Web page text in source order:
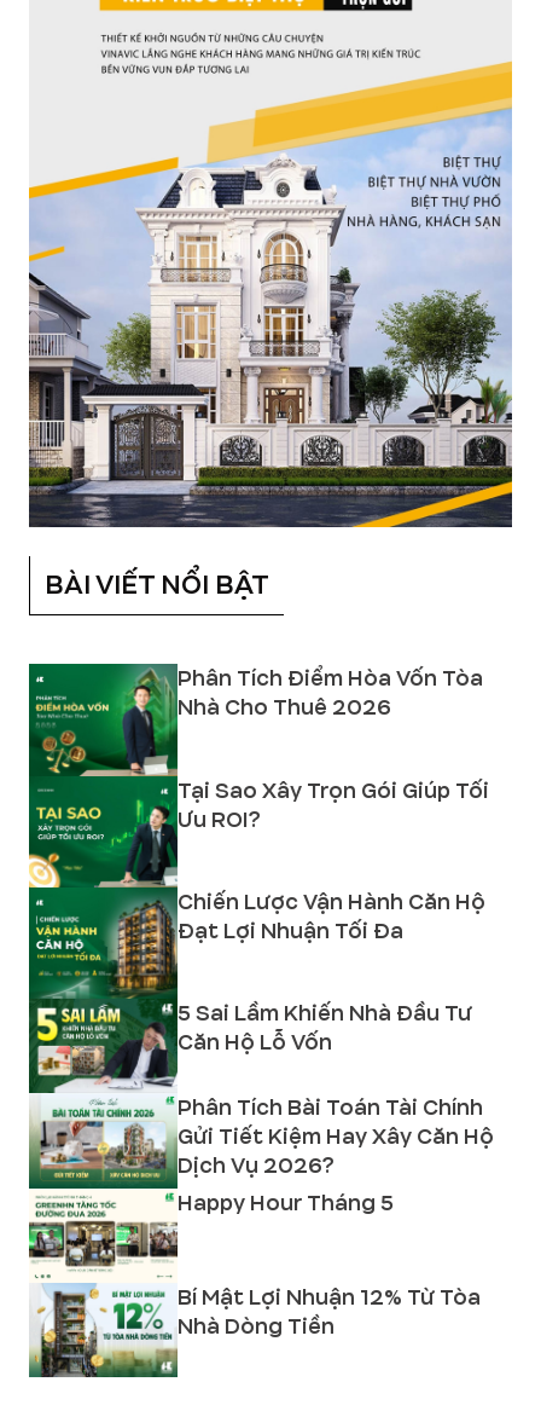
BÀI VIẾT NỔI BẬT
Phân Tích Điểm Hòa Vốn Tòa
Nhà Cho Thuê 2026
Tại Sao Xây Trọn Gói Giúp Tối
Ưu ROI?
Chiến Lược Vận Hành Căn Hộ
Đạt Lợi Nhuận Tối Đa
5 Sai Lầm Khiến Nhà Đầu Tư
Căn Hộ Lỗ Vốn
Phân Tích Bài Toán Tài Chính
Gửi Tiết Kiệm Hay Xây Căn Hộ
Dịch Vụ 2026?
Happy Hour Tháng 5
Bí Mật Lợi Nhuận 12% Từ Tòa
Nhà Dòng Tiền